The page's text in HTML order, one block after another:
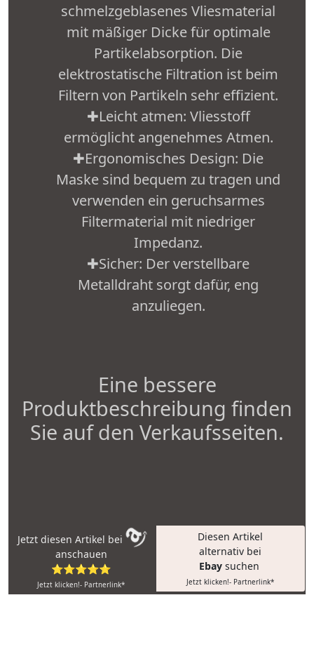
schmelzgeblasenes Vliesmaterial
mit mäßiger Dicke für optimale
Partikelabsorption. Die
elektrostatische Filtration ist beim
Filtern von Partikeln sehr effizient.
✚Leicht atmen: Vliesstoff
ermöglicht angenehmes Atmen.
✚Ergonomisches Design: Die
Maske sind bequem zu tragen und
verwenden ein geruchsarmes
Filtermaterial mit niedriger
Impedanz.
✚Sicher: Der verstellbare
Metalldraht sorgt dafür, eng
anzuliegen.
Eine bessere
Produktbeschreibung finden
Sie auf den Verkaufsseiten.
Jetzt diesen Artikel bei
anschauen
⭐⭐⭐⭐⭐
Jetzt klicken!- Partnerlink*
Diesen Artikel
alternativ bei
Ebay suchen
Jetzt klicken!- Partnerlink*